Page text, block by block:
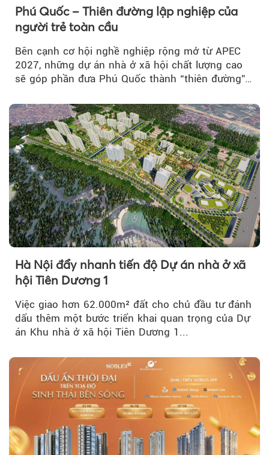
Theo
Phú Quốc – Thiên đường lập nghiệp của
người trẻ toàn cầu
Bên cạnh cơ hội nghề nghiệp rộng mở từ APEC
2027, những dự án nhà ở xã hội chất lượng cao
sẽ góp phần đưa Phú Quốc thành “thiên đường”
Hà Nội đẩy nhanh tiến độ Dự án nhà ở xã
hội Tiên Dương 1
Việc giao hơn 62.000m² đất cho chủ đầu tư đánh
dấu thêm một bước triển khai quan trọng của Dự
án Khu nhà ở xã hội Tiên Dương 1...